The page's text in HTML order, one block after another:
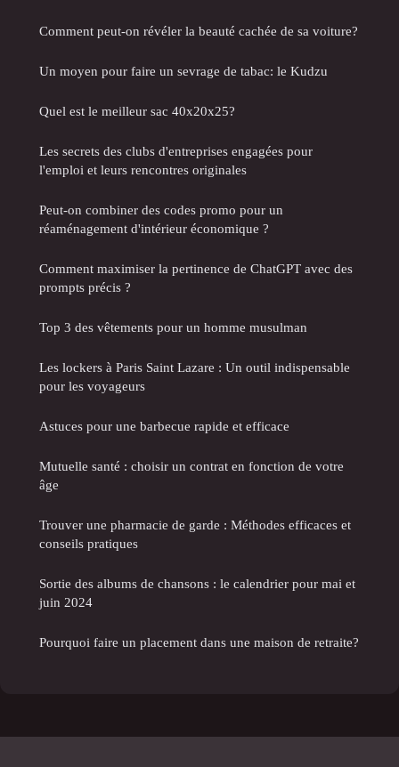
Comment peut-on révéler la beauté cachée de sa voiture?
Un moyen pour faire un sevrage de tabac: le Kudzu
Quel est le meilleur sac 40x20x25?
Les secrets des clubs d'entreprises engagées pour
l'emploi et leurs rencontres originales
Peut-on combiner des codes promo pour un
réaménagement d'intérieur économique ?
Comment maximiser la pertinence de ChatGPT avec des
prompts précis ?
Top 3 des vêtements pour un homme musulman
Les lockers à Paris Saint Lazare : Un outil indispensable
pour les voyageurs
Astuces pour une barbecue rapide et efficace
Mutuelle santé : choisir un contrat en fonction de votre
âge
Trouver une pharmacie de garde : Méthodes efficaces et
conseils pratiques
Sortie des albums de chansons : le calendrier pour mai et
juin 2024
Pourquoi faire un placement dans une maison de retraite?